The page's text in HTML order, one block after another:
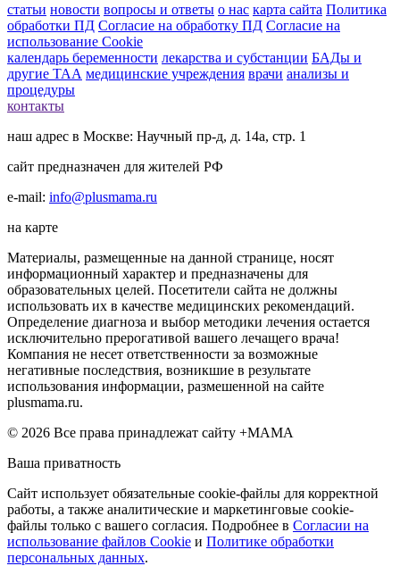
статьи новости вопросы и ответы о нас карта сайта Политика
обработки ПД Согласие на обработку ПД Согласие на
использование Cookie
календарь беременности лекарства и субстанции БАДы и
другие ТАА медицинские учреждения врачи анализы и
процедуры
контакты
наш адрес в Москве: Научный пр-д, д. 14а, стр. 1
сайт предназначен для жителей РФ
e-mail: info@plusmama.ru
на карте
Материалы, размещенные на данной странице, носят
информационный характер и предназначены для
образовательных целей. Посетители сайта не должны
использовать их в качестве медицинских рекомендаций.
Определение диагноза и выбор методики лечения остается
исключительно прерогативой вашего лечащего врача!
Компания не несет ответственности за возможные
негативные последствия, возникшие в результате
использования информации, размешенной на сайте
plusmama.ru.
© 2026 Все права принадлежат сайту +МАМА
Ваша приватность
Сайт использует обязательные cookie-файлы для корректной
работы, а также аналитические и маркетинговые cookie-
файлы только с вашего согласия. Подробнее в Согласии на
использование файлов Cookie и Политике обработки
персональных данных.